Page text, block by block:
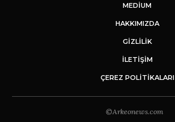
MEDIUM
HAKKIMIZDA
GİZLİLİK
İLETIŞIM
ÇEREZ POLITIKALARI
©Arkeonews.com